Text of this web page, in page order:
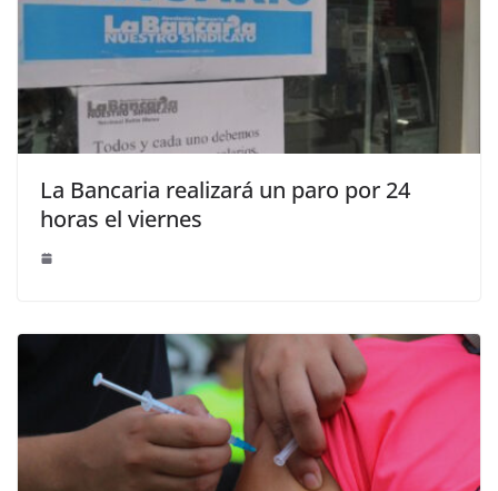
La Bancaria realizará un paro por 24
horas el viernes